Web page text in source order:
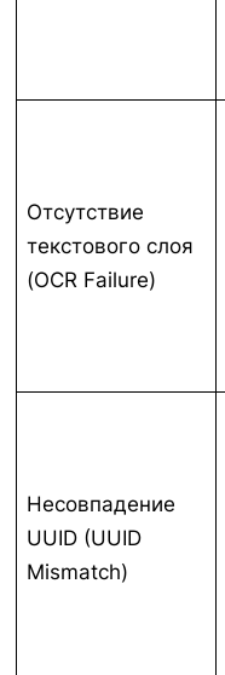
Отсутствие
текстового слоя
(OCR Failure)
Несовпадение
UUID (UUID
Mismatch)